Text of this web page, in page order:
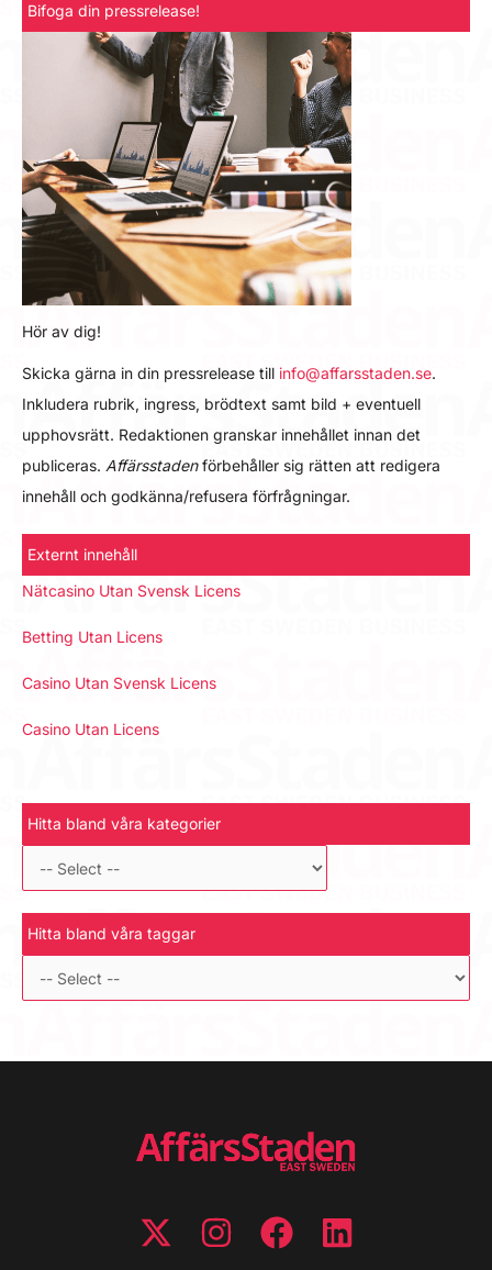
Bifoga din pressrelease!
Hör av dig!
Skicka gärna in din pressrelease till info@affarsstaden.se.
Inkludera rubrik, ingress, brödtext samt bild + eventuell
upphovsrätt. Redaktionen granskar innehållet innan det
publiceras. Affärsstadenförbehåller sig rätten att redigera
innehåll och godkänna/refusera förfrågningar.
Externt innehåll
Nätcasino Utan Svensk Licens
Betting Utan Licens
Casino Utan Svensk Licens
Casino Utan Licens
Hitta bland våra kategorier
Hitta bland våra taggar